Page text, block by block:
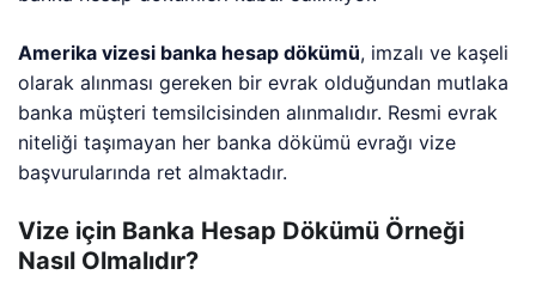
Amerika vizesi banka hesap dökümü, imzalı ve kaşeli
olarak alınması gereken bir evrak olduğundan mutlaka
banka müşteri temsilcisinden alınmalıdır. Resmi evrak
niteliği taşımayan her banka dökümü evrağı vize
başvurularında ret almaktadır.
Vize için Banka Hesap Dökümü Örneği
Nasıl Olmalıdır?